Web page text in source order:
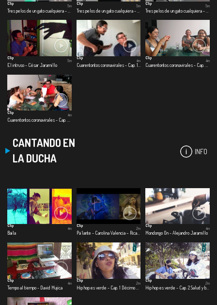
Clip
5m
Clip
5m
Clip
5m
Clip
El intruso - César Jaramillo
5m
Clip
4m
Clip
4m
Clip
4m
CANTANDO EN
LA DUCHA
INFO
Clip
Baila
4m
Clip
Pa´lante - Carolina Valencia – Ricardo Ramírez – Beto Briceño
2m
Clip
Mondongo On - Alejandro Jaramillo
4m
Clip
Tempo al tiempo - David Mujica
4m
Clip
2m
Clip
2m